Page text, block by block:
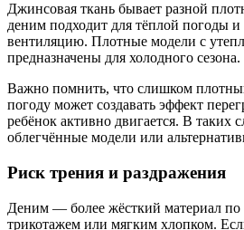
Джинсовая ткань бывает разной
деним подходит для тёплой погоды
вентиляцию. Плотные модели с
предназначены для холодного сезона.
Важно помнить, что слишком
погоду может создавать эффект
ребёнок активно двигается. В таких
облегчённые модели или
Риск трения и раздражения
Деним — более жёсткий материал по
трикотажем или мягким хлопком.